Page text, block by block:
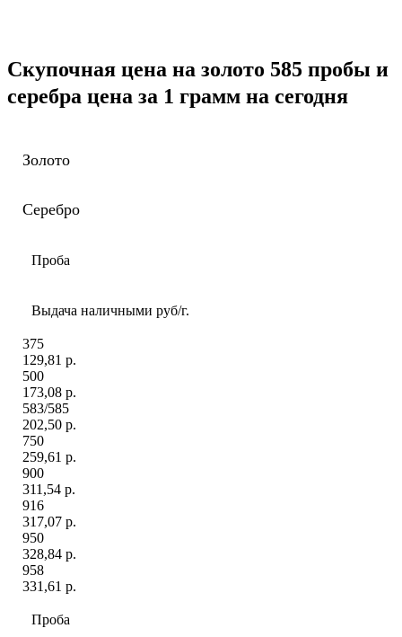
Скупочная цена на золото 585 пробы и
серебра цена за 1 грамм на сегодня
Золото
Серебро
Проба
Выдача наличными руб/г.
375
129,81 р.
500
173,08 р.
583/585
202,50 р.
750
259,61 р.
900
311,54 р.
916
317,07 р.
950
328,84 р.
958
331,61 р.
Проба